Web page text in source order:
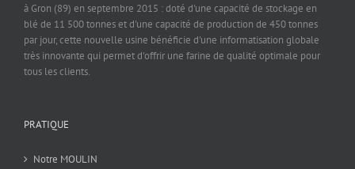
à Gron (89) en septembre 2015 : doté d'une capacité de stockage en
blé de 11 500 tonnes et d'une capacité de production de 450 tonnes
par jour, cette nouvelle usine bénéficie d'une informatisation globale
très innovante qui permet d'offrir une farine de qualité optimale pour
tous les clients.
PRATIQUE
Notre MOULIN